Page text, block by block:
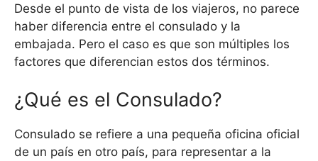
Desde el punto de vista de los viajeros, no parece
haber diferencia entre el consulado y la
embajada. Pero el caso es que son múltiples los
factores que diferencian estos dos términos.
¿Qué es el Consulado?
Consulado se refiere a una pequeña oficina oficial
de un país en otro país, para representar a la